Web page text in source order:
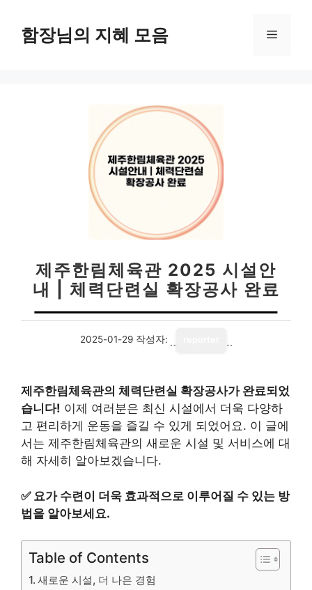
함장님의 지혜 모음 메
제주한림체육관 2025 시설안
내 | 체력단련실 확장공사 완료
2025-01-29 작성자:
제주한림체육관의 체력단련실 확장공사가 완료되었
습니다! 이제 여러분은 최신 시설에서 더욱 다양하
고 편리하게 운동을 즐길 수 있게 되었어요. 이 글에
서는 제주한림체육관의 새로운 시설 및 서비스에 대
해 자세히 알아보겠습니다.
✅ 요가 수련이 더욱 효과적으로 이루어질 수 있는 방
법을 알아보세요.
Table of Contents
새로운 시설, 더 나은 경험